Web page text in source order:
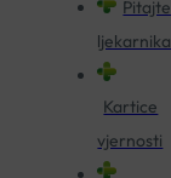
Pitajte
ljekarnika
Kartice
vjernosti